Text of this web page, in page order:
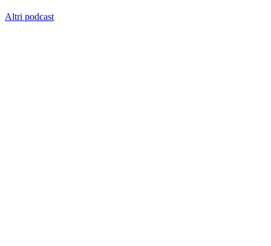
Altri podcast